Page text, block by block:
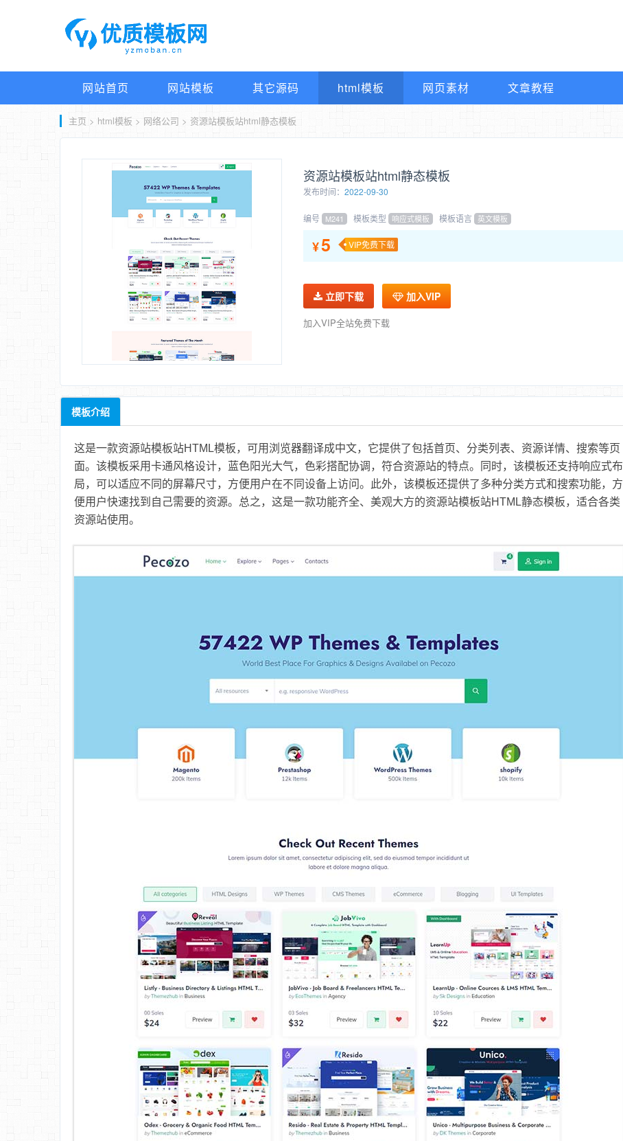
网站首页 网站模板 其它源码 html模板 网页素材 文章教程
主页 > html模板 > 网络公司 > 资源站模板站html静态模板
资源站模板站html静态模板
发布时间： 2022-09-30
编号 M241 模板类型 响应式模板 模板语言 英文模板
¥5 VIP免费下载
立即下载 加入VIP
加入VIP全站免费下载
模板介绍
这是一款资源站模板站HTML模板，可用浏览器翻译成中文，它提供了包括首页、分类列表、资源详情、搜索等页
面。该模板采用卡通风格设计，蓝色阳光大气，色彩搭配协调，符合资源站的特点。同时，该模板还支持响应式布
局，可以适应不同的屏幕尺寸，方便用户在不同设备上访问。此外，该模板还提供了多种分类方式和搜索功能，方
便用户快速找到自己需要的资源。总之，这是一款功能齐全、美观大方的资源站模板站HTML静态模板，适合各类
资源站使用。